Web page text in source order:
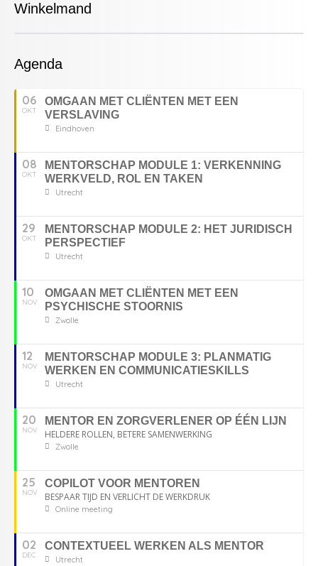
Winkelmand
Agenda
06
OKT
OMGAAN MET CLIËNTEN MET EEN
VERSLAVING
Eindhoven
08
OKT
MENTORSCHAP MODULE 1: VERKENNING
WERKVELD, ROL EN TAKEN
Utrecht
29
OKT
MENTORSCHAP MODULE 2: HET JURIDISCH
PERSPECTIEF
Utrecht
10
NOV
OMGAAN MET CLIËNTEN MET EEN
PSYCHISCHE STOORNIS
Zwolle
12
NOV
MENTORSCHAP MODULE 3: PLANMATIG
WERKEN EN COMMUNICATIESKILLS
Utrecht
20
NOV
MENTOR EN ZORGVERLENER OP ÉÉN LIJN
HELDERE ROLLEN, BETERE SAMENWERKING
Zwolle
25
NOV
COPILOT VOOR MENTOREN
BESPAAR TIJD EN VERLICHT DE WERKDRUK
Online meeting
02
DEC
CONTEXTUEEL WERKEN ALS MENTOR
Utrecht